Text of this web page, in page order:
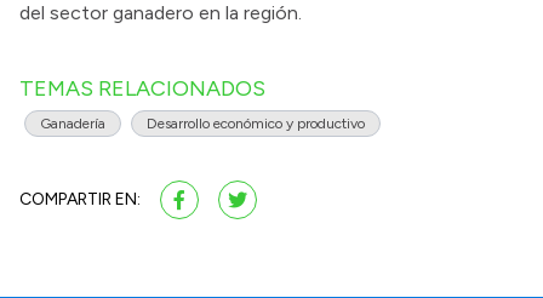
del sector ganadero en la región.
TEMAS RELACIONADOS
Ganadería Desarrollo económico y productivo
COMPARTIR EN: